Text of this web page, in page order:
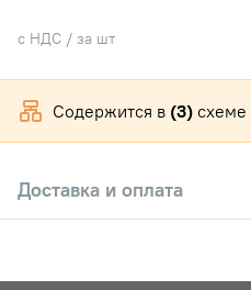
с НДС / за шт
Содержится в (3) схеме
Доставка и оплата